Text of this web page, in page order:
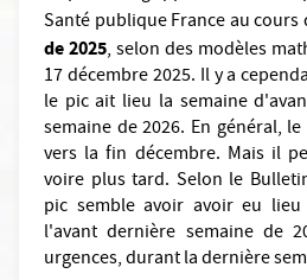
Santé publique France au cours
de 2025, selon des modèles
17 décembre 2025. Il y a
le pic ait lieu la semaine
semaine de 2026. En général,
vers la fin décembre. Mais il
voire plus tard. Selon le
pic semble avoir avoir eu
l'avant dernière semaine de
urgences, durant la dernière